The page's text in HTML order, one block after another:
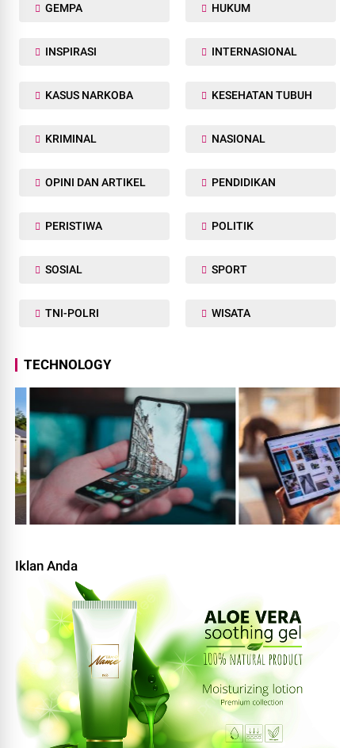
GEMPA HUKUM
INSPIRASI INTERNASIONAL
KASUS NARKOBA KESEHATAN TUBUH
KRIMINAL NASIONAL
OPINI DAN ARTIKEL PENDIDIKAN
PERISTIWA POLITIK
SOSIAL SPORT
TNI-POLRI WISATA
TECHNOLOGY
Iklan Anda